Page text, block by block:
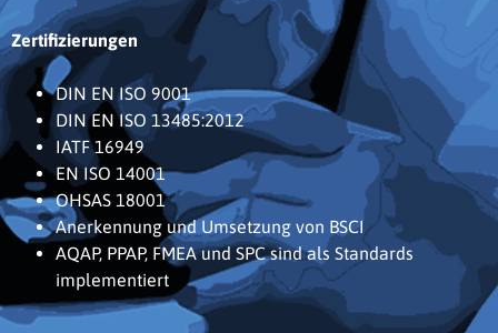
Zertifizierungen
DIN EN ISO 9001
DIN EN ISO 13485:2012
IATF 16949
EN ISO 14001
OHSAS 18001
Anerkennung und Umsetzung von BSCI
AQAP, PPAP, FMEA und SPC sind als Standards
implementiert